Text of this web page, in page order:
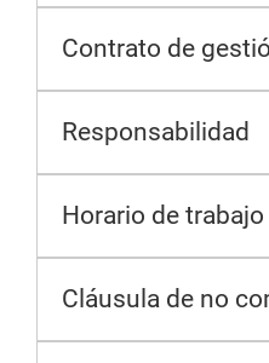
Contrato de
Responsabilidad
Horario de trabajo
Cláusula de no